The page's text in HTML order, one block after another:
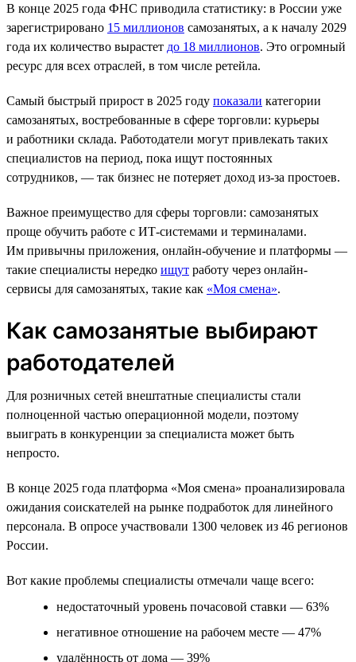
В конце 2025 года ФНС приводила статистику: в России уже
зарегистрировано 15 миллионов самозанятых, а к началу 2029
года их количество вырастет до 18 миллионов. Это огромный
ресурс для всех отраслей, в том числе ретейла.
Самый быстрый прирост в 2025 году показали категории
самозанятых, востребованные в сфере торговли: курьеры
и работники склада. Работодатели могут привлекать таких
специалистов на период, пока ищут постоянных
сотрудников, — так бизнес не потеряет доход из-за простоев.
Важное преимущество для сферы торговли: самозанятых
проще обучить работе с ИТ-системами и терминалами.
Им привычны приложения, онлайн-обучение и платформы —
такие специалисты нередко ищут работу через онлайн-
сервисы для самозанятых, такие как «Моя смена».
Как самозанятые выбирают
работодателей
Для розничных сетей внештатные специалисты стали
полноценной частью операционной модели, поэтому
выиграть в конкуренции за специалиста может быть
непросто.
В конце 2025 года платформа «Моя смена» проанализировала
ожидания соискателей на рынке подработок для линейного
персонала. В опросе участвовали 1300 человек из 46 регионов
России.
Вот какие проблемы специалисты отмечали чаще всего:
недостаточный уровень почасовой ставки — 63%
негативное отношение на рабочем месте — 47%
удалённость от дома — 39%